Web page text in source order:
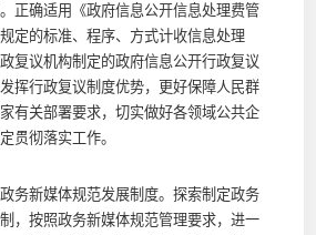
正确适用《政府信息公开信息处理费管
定的标准、程序、方式计收信息处理
复议机构制定的政府信息公开行政复议
挥行政复议制度优势，更好保障人民群
有关部署要求，切实做好各领域公共企
贯彻落实工作。
新媒体规范发展制度。探索制定政务
，按照政务新媒体规范管理要求，进一